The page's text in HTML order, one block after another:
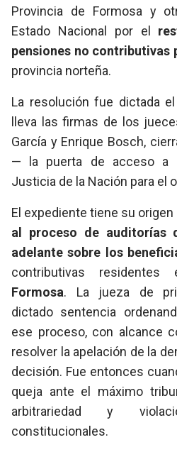
Provincia de Formosa y
Estado Nacional por el
pensiones no contributivas
provincia norteña.
La resolución fue dictada
lleva las firmas de los
García y Enrique Bosch,
— la puerta de acceso a
Justicia de la Nación para el
El expediente tiene su origen
al proceso de auditorías
adelante sobre los
contributivas
Formosa. La jueza de
dictado sentencia
ese proceso, con alcance
resolver la apelación de la
decisión. Fue entonces
queja ante el máximo
arbitrariedad y
constitucionales.